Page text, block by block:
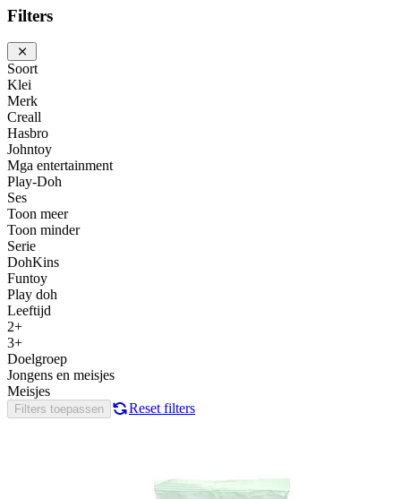
Filters
Soort
Klei
Merk
Creall
Hasbro
Johntoy
Mga entertainment
Play-Doh
Ses
Toon meer
Toon minder
Serie
DohKins
Funtoy
Play doh
Leeftijd
2+
3+
Doelgroep
Jongens en meisjes
Meisjes
Filters toepassen Reset filters